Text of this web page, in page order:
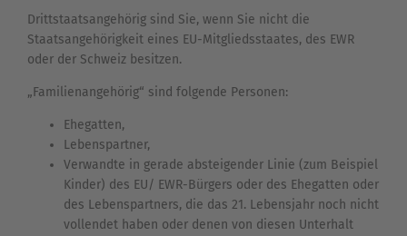
Drittstaatsangehörig sind Sie, wenn Sie nicht die
Staatsangehörigkeit eines EU-Mitgliedsstaates, des EWR
oder der Schweiz besitzen.
„Familienangehörig“ sind folgende Personen:
Ehegatten,
Lebenspartner,
Verwandte in gerade absteigender Linie (zum Beispiel
Kinder) des EU/ EWR-Bürgers oder des Ehegatten oder
des Lebenspartners, die das 21. Lebensjahr noch nicht
vollendet haben oder denen von diesen Unterhalt